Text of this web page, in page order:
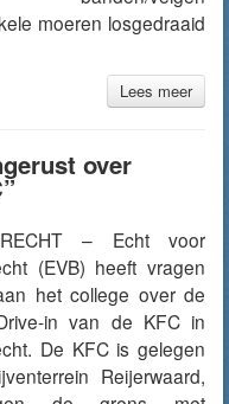
moeren losgedraaid
Lees meer
over
– Echt voor
(EVB) heeft vragen
het college over de
in van de KFC in
De KFC is gelegen
Reijerwaard,